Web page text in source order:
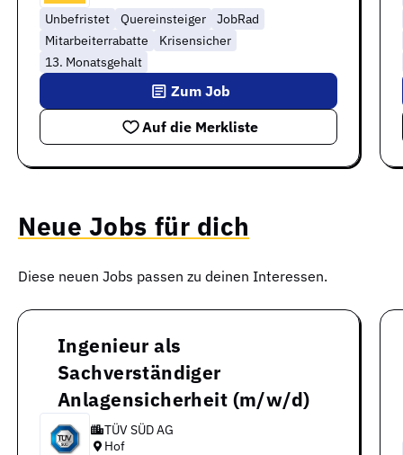
Unbefristet
Quereinsteiger
JobRad
Mitarbeiterrabatte
Krisensicher
13. Monatsgehalt
Auf die Merkliste
Zum Job
Neue Jobs für dich
Diese neuen Jobs passen zu deinen Interessen.
Ingenieur als
Sachverständiger
Anlagensicherheit (m/w/d)
TÜV SÜD AG
Hof